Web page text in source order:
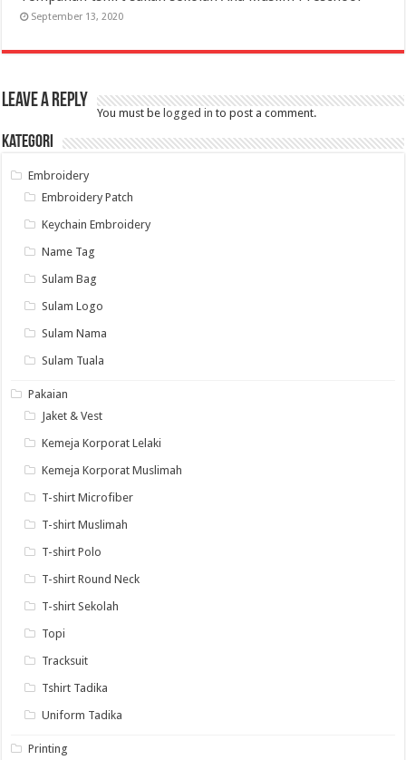
September 13, 2020
Leave a Reply
You must belogged in to post a comment.
Kategori
Embroidery
Embroidery Patch
Keychain Embroidery
Name Tag
Sulam Bag
Sulam Logo
Sulam Nama
Sulam Tuala
Pakaian
Jaket & Vest
Kemeja Korporat Lelaki
Kemeja Korporat Muslimah
T-shirt Microfiber
T-shirt Muslimah
T-shirt Polo
T-shirt Round Neck
T-shirt Sekolah
Topi
Tracksuit
Tshirt Tadika
Uniform Tadika
Printing